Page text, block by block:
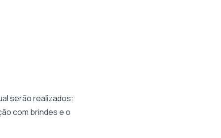
serão realizados:
com brindes e o